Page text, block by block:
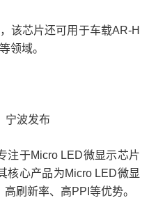
该芯片还可用于车载AR-H
领域。
宁波发布
注于Micro LED微显示芯片
核心产品为Micro LED微显
刷新率、高PPI等优势。